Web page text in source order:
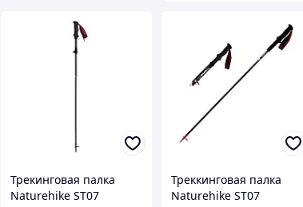
Трекинговая палка
Naturehike ST07
Треккинговая палка
Naturehike ST07